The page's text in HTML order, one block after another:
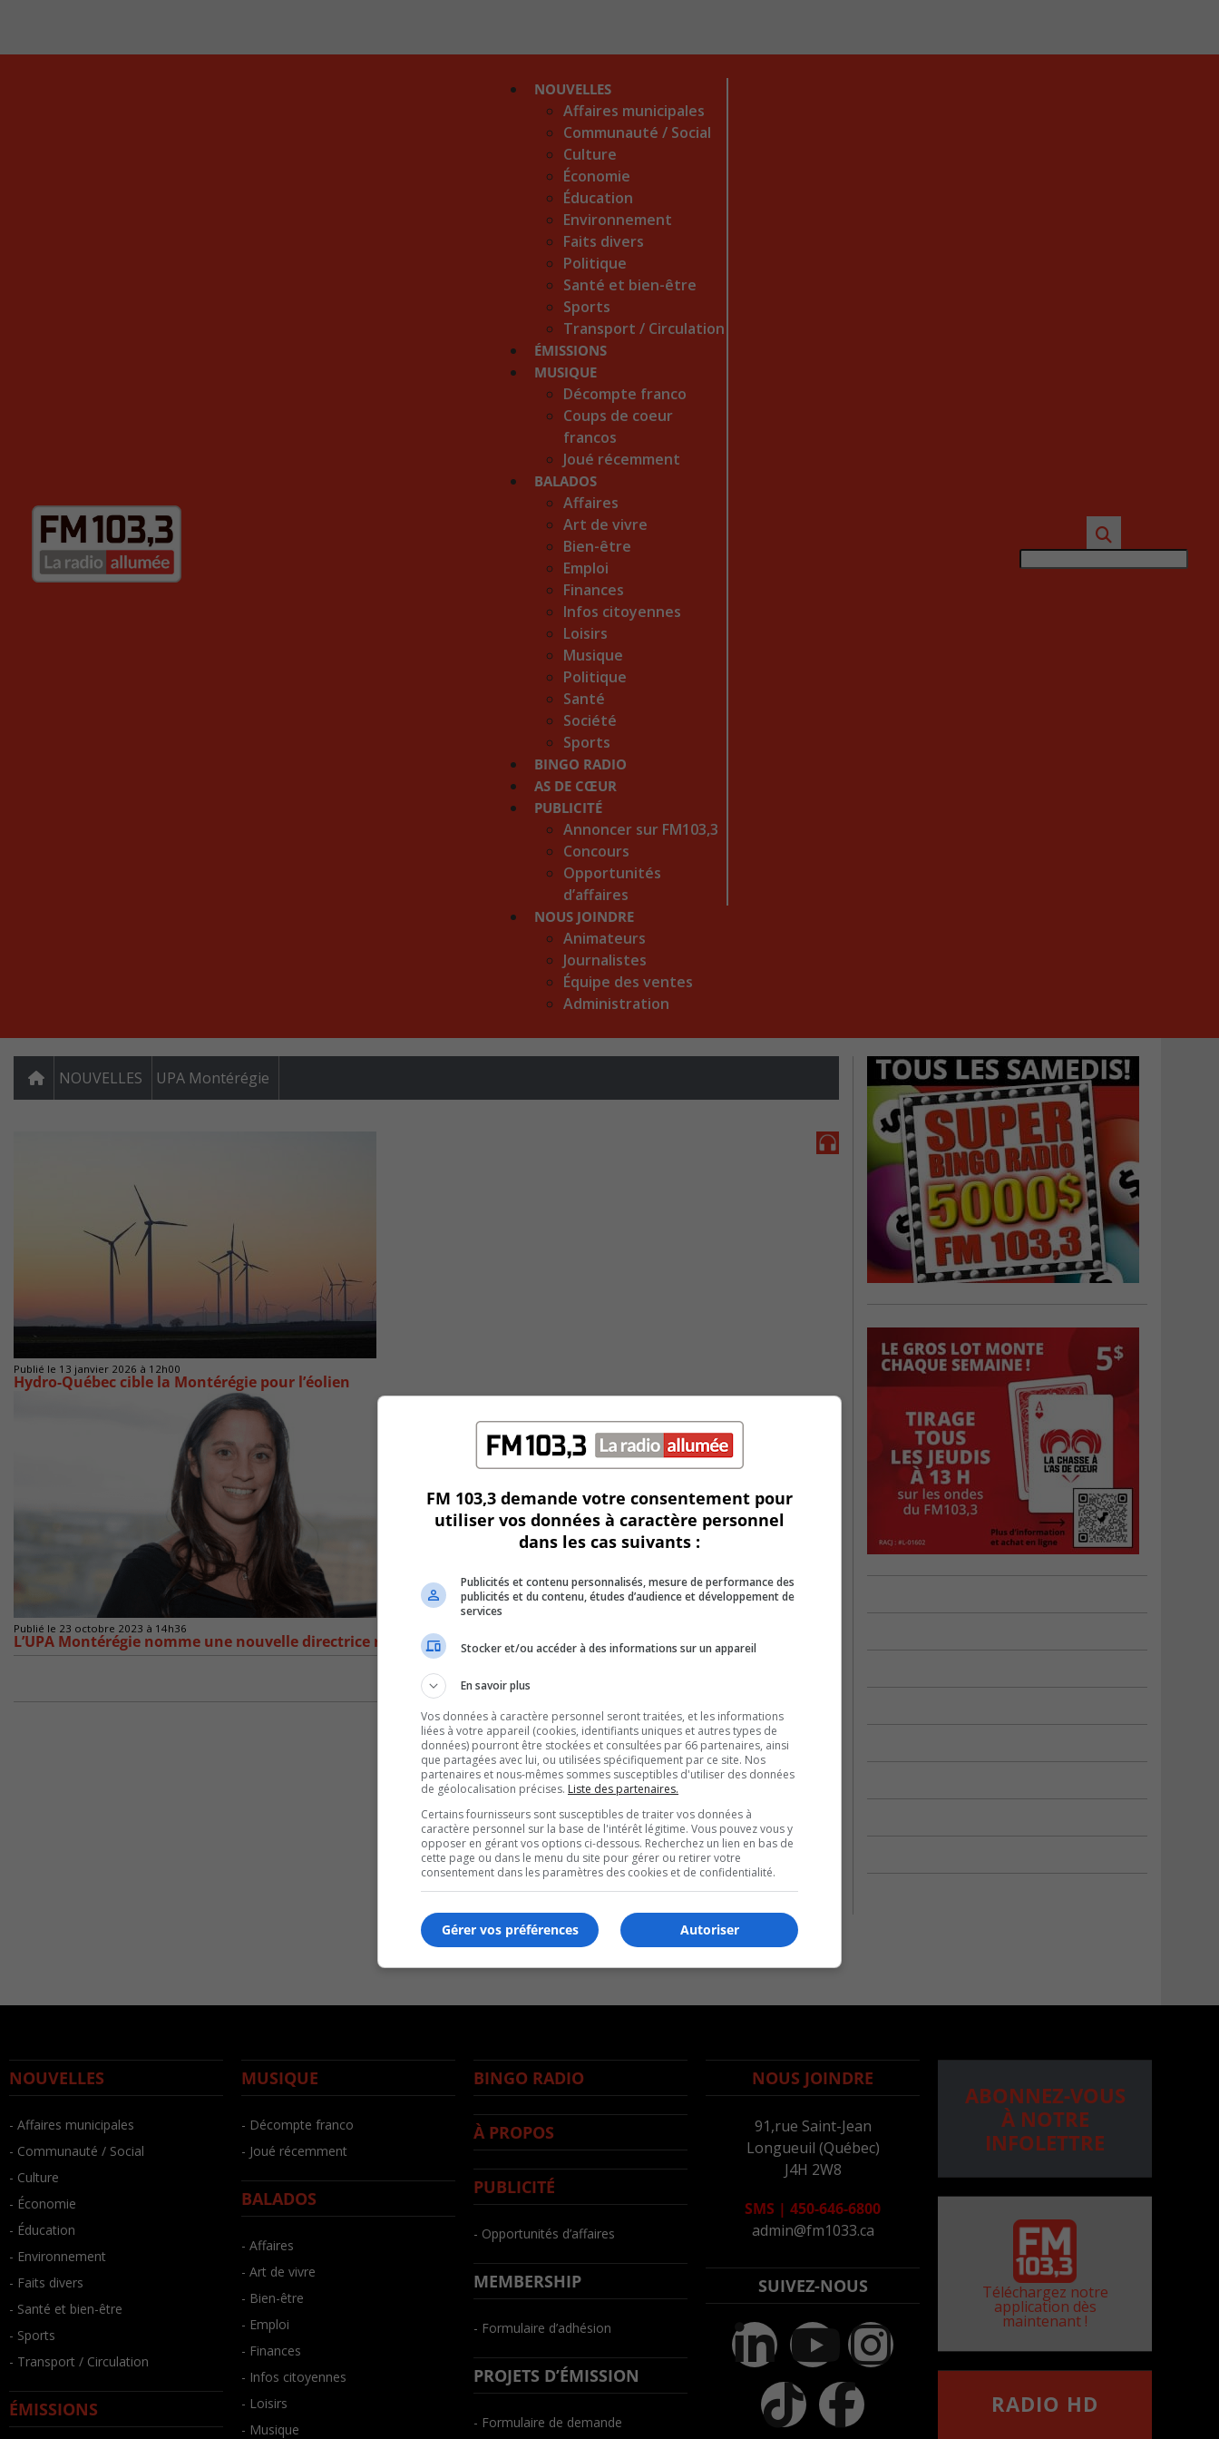
NOUVELLES
Affaires municipales
Communauté / Social
Culture
Économie
Éducation
Environnement
Faits divers
Politique
Santé et bien-être
Sports
Transport / Circulation
ÉMISSIONS
MUSIQUE
Décompte franco
Coups de coeur
francos
Joué récemment
BALADOS
Affaires
Art de vivre
Bien-être
Emploi
Finances
Infos citoyennes
Loisirs
Musique
Politique
Santé
Société
Sports
BINGO RADIO
AS DE CŒUR
PUBLICITÉ
Annoncer sur FM103,3
Concours
Opportunités
d’affaires
NOUS JOINDRE
Animateurs
Journalistes
Équipe des ventes
Administration
NOUVELLES UPA Montérégie
Publié le 13 janvier 2026 à 12h00
Hydro-Québec cible la Montérégie pour l’éolien
Publié le 23 octobre 2023 à 14h36
L’UPA Montérégie nomme une nouvelle directrice régionale
NOUVELLES
- Affaires municipales
- Communauté / Social
- Culture
- Économie
- Éducation
- Environnement
- Faits divers
- Santé et bien-être
- Sports
- Transport / Circulation
ÉMISSIONS
MUSIQUE
- Décompte franco
- Joué récemment
BALADOS
- Affaires
- Art de vivre
- Bien-être
- Emploi
- Finances
- Infos citoyennes
- Loisirs
- Musique
BINGO RADIO
À PROPOS
PUBLICITÉ
- Opportunités d’affaires
MEMBERSHIP
- Formulaire d’adhésion
PROJETS D’ÉMISSION
- Formulaire de demande
NOUS JOINDRE
91,rue Saint-Jean
Longueuil (Québec)
J4H 2W8
SMS | 450-646-6800
admin@fm1033.ca
SUIVEZ-NOUS
ABONNEZ-VOUS
À NOTRE
INFOLETTRE
Téléchargez notre
application dès
maintenant !
RADIO HD
FM 103,3 demande votre consentement pour
utiliser vos données à caractère personnel
dans les cas suivants :
Publicités et contenu personnalisés, mesure de performance des
publicités et du contenu, études d’audience et développement de
services
Stocker et/ou accéder à des informations sur un appareil
En savoir plus
Vos données à caractère personnel seront traitées, et les informations
liées à votre appareil (cookies, identifiants uniques et autres types de
données) pourront être stockées et consultées par 66 partenaires, ainsi
que partagées avec lui, ou utilisées spécifiquement par ce site. Nos
partenaires et nous-mêmes sommes susceptibles d'utiliser des données
de géolocalisation précises. Liste des partenaires.
Certains fournisseurs sont susceptibles de traiter vos données à
caractère personnel sur la base de l'intérêt légitime. Vous pouvez vous y
opposer en gérant vos options ci-dessous. Recherchez un lien en bas de
cette page ou dans le menu du site pour gérer ou retirer votre
consentement dans les paramètres des cookies et de confidentialité.
Autoriser
Gérer vos préférences